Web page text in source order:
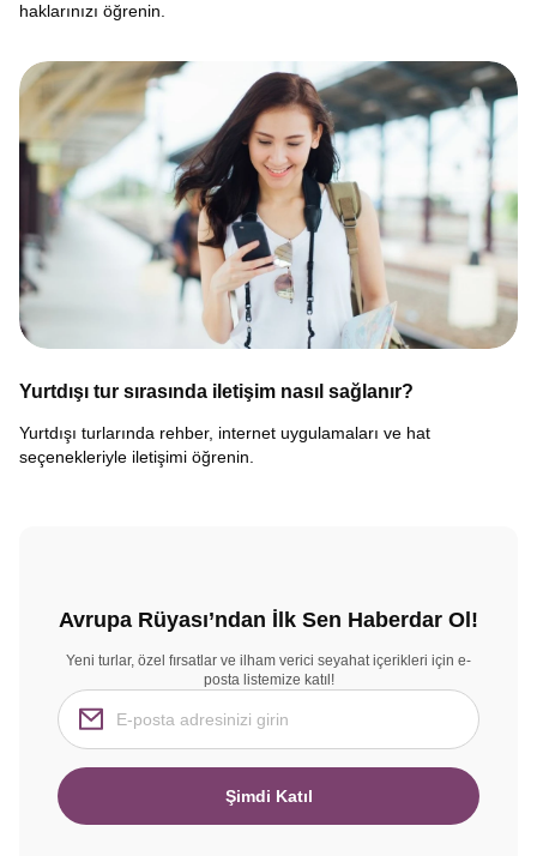
haklarınızı öğrenin.
Yurtdışı tur sırasında iletişim nasıl sağlanır?
Yurtdışı turlarında rehber, internet uygulamaları ve hat
seçenekleriyle iletişimi öğrenin.
Avrupa Rüyası’ndan İlk Sen Haberdar Ol!
Yeni turlar, özel fırsatlar ve ilham verici seyahat içerikleri için e-
posta listemize katıl!
Şimdi Katıl